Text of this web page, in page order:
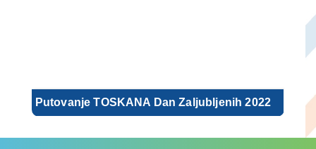
Putovanje TOSKANA Dan Zaljubljenih 2022